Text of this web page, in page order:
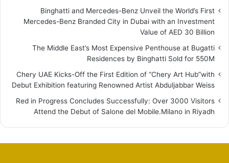
Binghatti and Mercedes-Benz Unveil the World’s First
Mercedes-Benz Branded City in Dubai with an Investment
Value of AED 30 Billion
The Middle East’s Most Expensive Penthouse at Bugatti
Residences by Binghatti Sold for 550M
Chery UAE Kicks-Off the First Edition of “Chery Art Hub”with
Debut Exhibition featuring Renowned Artist Abduljabbar Weiss
Red in Progress Concludes Successfully: Over 3000 Visitors
Attend the Debut of Salone del Mobile.Milano in Riyadh